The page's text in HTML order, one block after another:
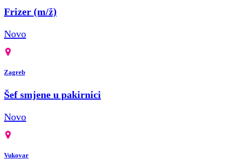
Frizer (m/ž)
Novo
Zagreb
Šef smjene u pakirnici
Novo
Vukovar